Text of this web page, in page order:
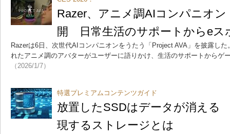
Razer、アニメ調AIコンパニオン
開 日常生活のサポートからeス
Razerは6日、次世代AIコンパニオンをうたう「Project AVA」を披露し
れたアニメ調のアバターがユーザーに語りかけ、生活のサポートからゲ
（2026/1/7）
特選プレミアムコンテンツガイド
放置したSSDはデータが消える
現するストレージとは